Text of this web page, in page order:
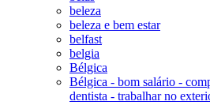
beleza
beleza e bem estar
belfast
belgia
Bélgica
Bélgica - bom salário -
dentista - trabalhar no